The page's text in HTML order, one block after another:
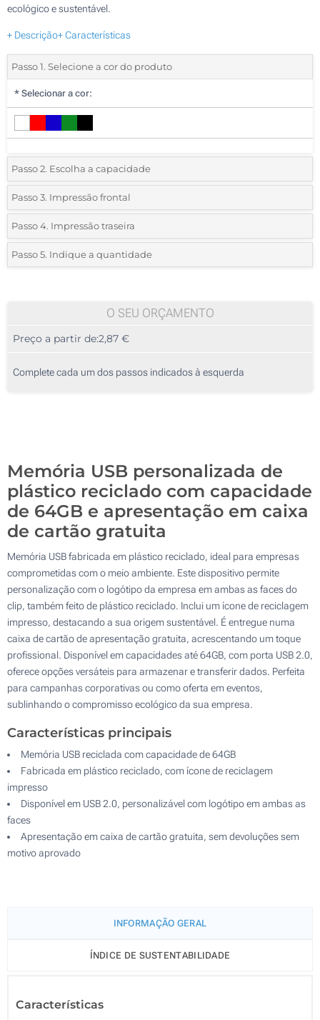
ecológico e sustentável.
+ Descrição+ Características
Passo 1. Selecione a cor do produto
* Selecionar a cor:
Passo 2. Escolha a capacidade
1 GB
2 GB
4 GB
32 GB
64 GB
Passo 3. Impressão frontal
*Selecione a técnica de personalização e o número de cores do seu
logotipo:
Serigrafia a 1 Cor
Serigrafia a 3 Cores
Serigrafia a 4 Cores
Passo 4. Impressão traseira
*Selecione a técnica de personalização e o número de cores do seu
logotipo:
Passo 5. Indique a quantidade
200
500
O SEU ORÇAMENTO
Preço a partir de:2,87 €
Complete cada um dos passos indicados à esquerda
Memória USB personalizada de
plástico reciclado com capacidade
de 64GB e apresentação em caixa
de cartão gratuita
Memória USB fabricada em plástico reciclado, ideal para empresas
comprometidas com o meio ambiente. Este dispositivo permite
personalização com o logótipo da empresa em ambas as faces do
clip, também feito de plástico reciclado. Inclui um ícone de reciclagem
impresso, destacando a sua origem sustentável. É entregue numa
caixa de cartão de apresentação gratuita, acrescentando um toque
profissional. Disponível em capacidades até 64GB, com porta USB 2.0,
oferece opções versáteis para armazenar e transferir dados. Perfeita
para campanhas corporativas ou como oferta em eventos,
sublinhando o compromisso ecológico da sua empresa.
Características principais
Memória USB reciclada com capacidade de 64GB
Fabricada em plástico reciclado, com ícone de reciclagem
impresso
Disponível em USB 2.0, personalizável com logótipo em ambas as
faces
Apresentação em caixa de cartão gratuita, sem devoluções sem
motivo aprovado
INFORMAÇÃO GERAL
ÍNDICE DE SUSTENTABILIDADE
Características